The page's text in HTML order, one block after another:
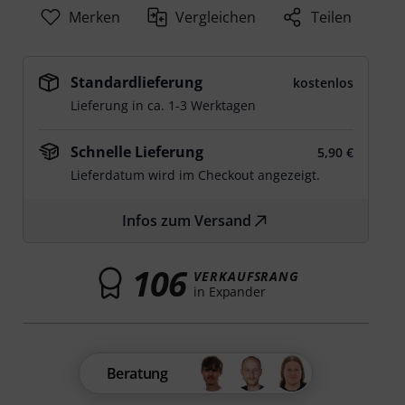
Merken Vergleichen Teilen
Standardlieferung
kostenlos
Lieferung in ca. 1-3 Werktagen
Schnelle Lieferung
5,90 €
Lieferdatum wird im Checkout angezeigt.
Infos zum Versand
106 VERKAUFSRANG
in Expander
Beratung